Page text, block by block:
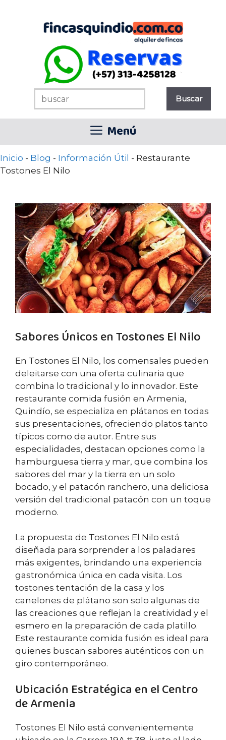
Menú
Inicio - Blog - Información Útil - Restaurante
Tostones El Nilo
Sabores Únicos en Tostones El Nilo
En Tostones El Nilo, los comensales pueden
deleitarse con una oferta culinaria que
combina lo tradicional y lo innovador. Este
restaurante comida fusión en Armenia,
Quindío, se especializa en plátanos en todas
sus presentaciones, ofreciendo platos tanto
típicos como de autor. Entre sus
especialidades, destacan opciones como la
hamburguesa tierra y mar, que combina los
sabores del mar y la tierra en un solo
bocado, y el patacón ranchero, una deliciosa
versión del tradicional patacón con un toque
moderno.
La propuesta de Tostones El Nilo está
diseñada para sorprender a los paladares
más exigentes, brindando una experiencia
gastronómica única en cada visita. Los
tostones tentación de la casa y los
canelones de plátano son solo algunas de
las creaciones que reflejan la creatividad y el
esmero en la preparación de cada platillo.
Este restaurante comida fusión es ideal para
quienes buscan sabores auténticos con un
giro contemporáneo.
Ubicación Estratégica en el Centro
de Armenia
Tostones El Nilo está convenientemente